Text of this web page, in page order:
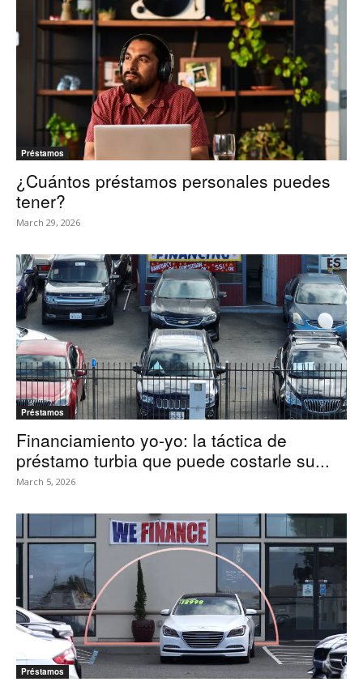
Préstamos
¿Cuántos préstamos personales puedes
tener?
March 29, 2026
Préstamos
Financiamiento yo-yo: la táctica de
préstamo turbia que puede costarle su...
March 5, 2026
Préstamos